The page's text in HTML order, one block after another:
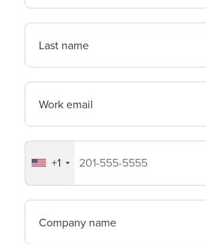
Last name
Work email
Your company's phone number
+1
Company name